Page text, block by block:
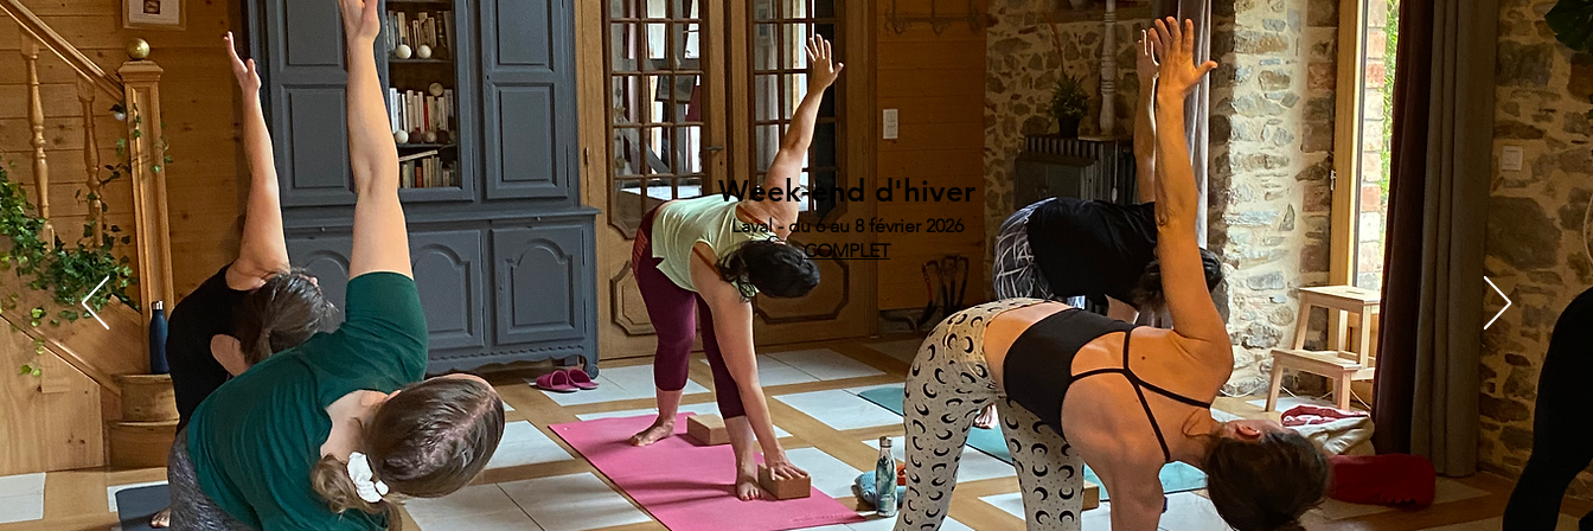
Week-end d'hiver
Laval - du 6 au 8février 2026
COMPLET